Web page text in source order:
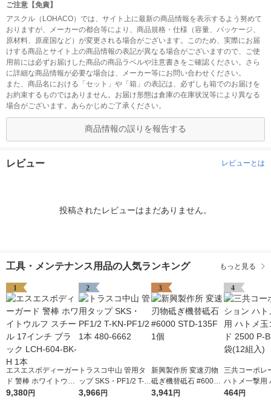
ご注意【免責】
アスクル（LOHACO）では、サイト上に最新の商品情報を表示するよう努めて
おりますが、メーカーの都合等により、商品規格・仕様（容量、パッケージ、
原材料、原産国など）が変更される場合がございます。このため、実際にお届
けする商品とサイト上の商品情報の表記が異なる場合がございますので、ご使
用前には必ずお届けした商品の商品ラベルや注意書きをご確認ください。さら
に詳細な商品情報が必要な場合は、メーカー等にお問い合わせください。
また、商品名における「セット」や「箱」の表記は、必ずしも箱でのお届けを
お約束するものではありません。お届け形態は倉庫の在庫状況等により異なる
場合がございます。あらかじめご了承ください。
商品情報の誤りを報告する
レビュー レビューとは
投稿されたレビューはまだありません。
工具・メンテナンス用品の人気ランキング もっと見る
1
エスエスボディーガー
ド 警棒 ホワイトウル
フ スチール 17インチ
9,380円
2
トラスコ中山 管用タ
ップ SKS・PF1/2 T-K
N-PF1/2 1本 480-666
3,966円
3
新興製作所 変速刃物
砥ぎ機替砥石 #6000
STD-135F 1個
3,941円
4
三共コーポレ
ハトメ一撃用
玉ゴールド
464円